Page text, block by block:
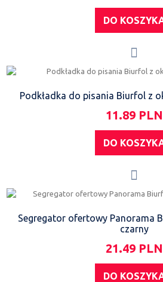
DO
Podkładka do pisania Biurfol z
11.89 PLN
DO
Segregator ofertowy Panorama
czarny
21.49 PLN
DO